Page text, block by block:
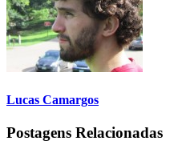
Lucas Camargos
Postagens Relacionadas